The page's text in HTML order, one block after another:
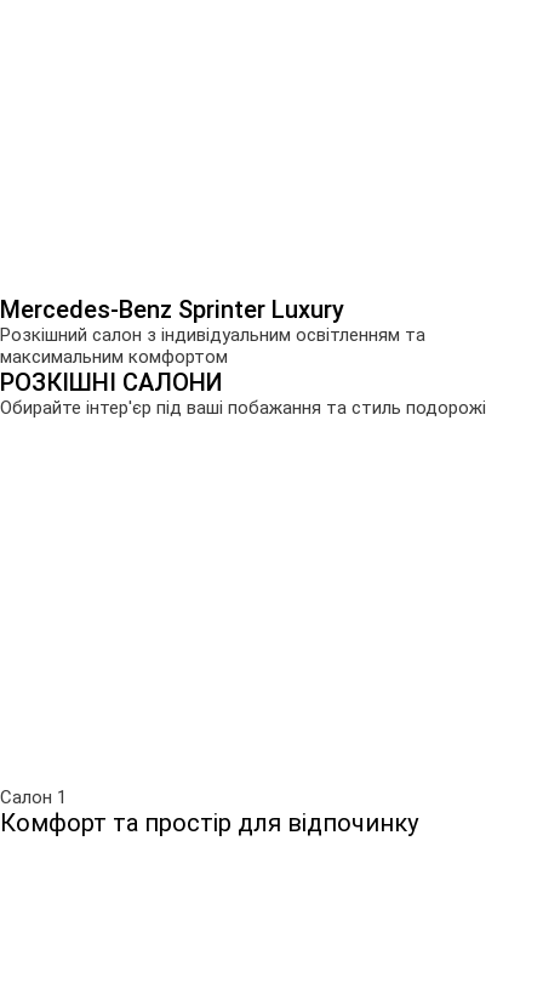
Mercedes-Benz Sprinter Luxury
Розкішний салон з індивідуальним освітленням та
максимальним комфортом
РОЗКІШНІ САЛОНИ
Обирайте інтер'єр під ваші побажання та стиль подорожі
Салон 1
Комфорт та простір для відпочинку